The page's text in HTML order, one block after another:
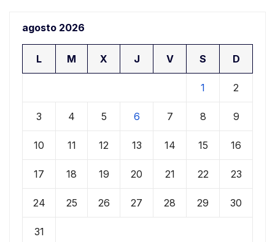
agosto 2026
L M X J V S D
1 2
3 4 5 6 7 8 9
10 11 12 13 14 15 16
17 18 19 20 21 22 23
24 25 26 27 28 29 30
31